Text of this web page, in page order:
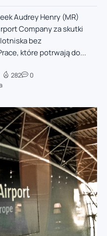
Audrey Henry (MR)
Company za skutki
bez
które potrwają do...
282 0